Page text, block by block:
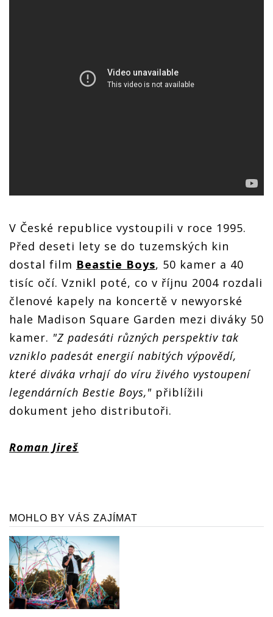
V České republice vystoupili v roce 1995.
Před deseti lety se do tuzemských kin
dostal film Beastie Boys, 50 kamer a 40
tisíc očí. Vznikl poté, co v říjnu 2004 rozdali
členové kapely na koncertě v newyorské
hale Madison Square Garden mezi diváky 50
kamer. "Z padesáti různých perspektiv tak
vzniklo padesát energií nabitých výpovědí,
které diváka vrhají do víru živého vystoupení
legendárních Bestie Boys," přiblížili
dokument jeho distributoři.
Roman Jireš
MOHLO BY VÁS ZAJÍMAT